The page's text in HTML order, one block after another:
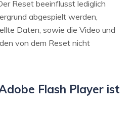
Der Reset beeinflusst lediglich
abgespielt werden,
Daten, sowie die Video und
von dem Reset nicht
Flash Player ist